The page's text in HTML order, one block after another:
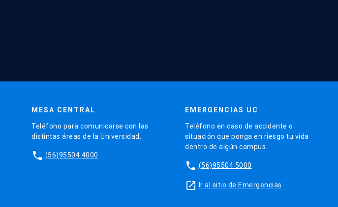
MESA CENTRAL
Teléfono para comunicarse con las
distintas áreas de la Universidad.
phone (56)95504 4000
EMERGENCIAS UC
Teléfono en caso de accidente o
situación que ponga en riesgo tu vida
dentro de algún campus.
phone (56)95504 5000
launch Ir al sitio de Emergencias